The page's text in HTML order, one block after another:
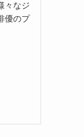
々なジ
優のプ